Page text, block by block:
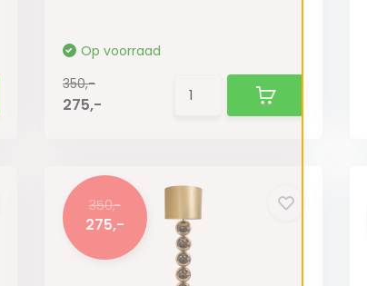
Op voorraad
350,-
275,-
350,-
275,-